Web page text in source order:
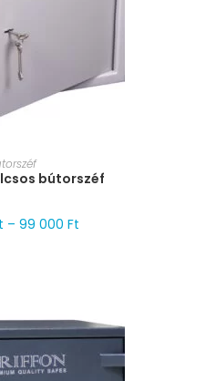
bútorszéf
– 99 000 Ft